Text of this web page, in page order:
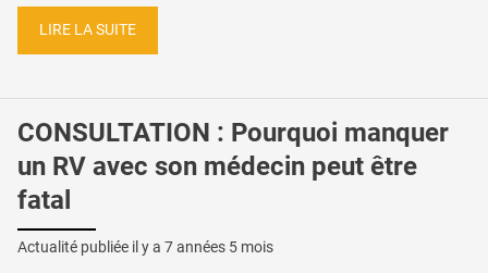
LIRE LA SUITE
CONSULTATION : Pourquoi manquer
un RV avec son médecin peut être
fatal
Actualité publiée il y a 7 années 5 mois